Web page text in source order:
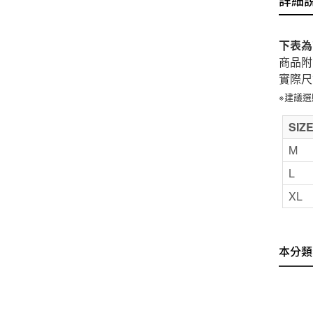
下表
商品
實際
※建議
M
L
XL
本分